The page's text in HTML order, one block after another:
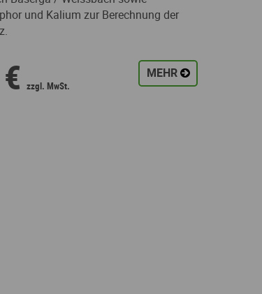
und Kalium zur Berechnung der
MEHR